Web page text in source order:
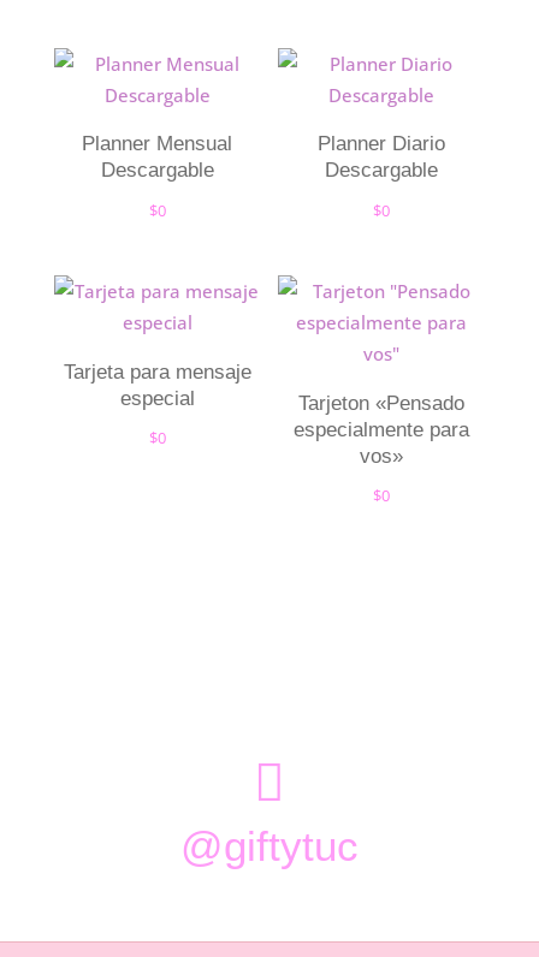
Planner Mensual
Descargable
$0
Planner Diario
Descargable
$0
Tarjeta para mensaje
especial
$0
Tarjeton «Pensado
especialmente para
vos»
$0

@giftytuc